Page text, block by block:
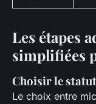
Les étapes
simplifiées
Choisir le
Le choix entre